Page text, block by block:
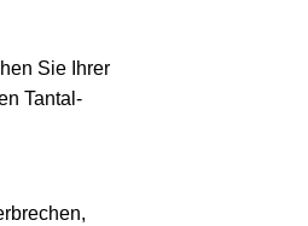
Sie Ihrer
Tantal-